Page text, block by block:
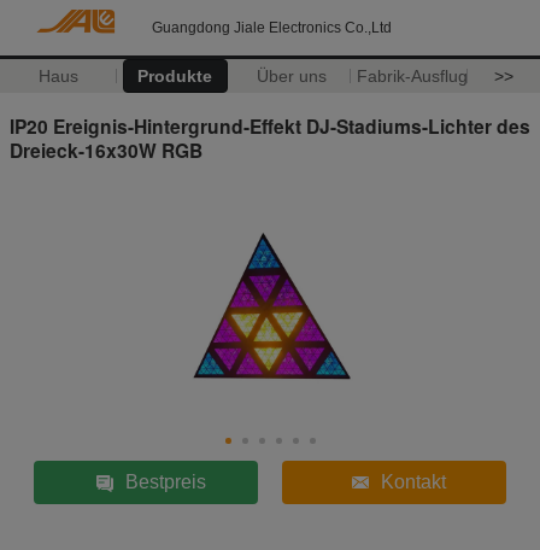
Guangdong Jiale Electronics Co.,Ltd
Haus Produkte Über uns Fabrik-Ausflug >>
IP20 Ereignis-Hintergrund-Effekt DJ-Stadiums-Lichter des
Dreieck-16x30W RGB
Bestpreis Kontakt